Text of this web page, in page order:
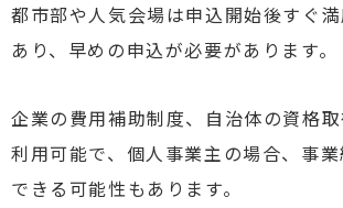
都市部や人気会場は申込開始後すぐ
あり、早めの申込が必要があります。
企業の費用補助制度、自治体の資格
利用可能で、個人事業主の場合、事
できる可能性もあります。